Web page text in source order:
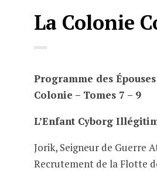
La Colonie
Programme des
Colonie – Tomes 7 – 9
L’Enfant Cyborg
Jorik, Seigneur de Guerre
Recrutement de la Flotte